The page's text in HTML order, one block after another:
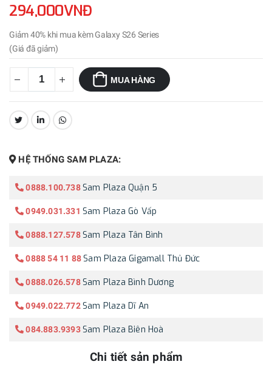
294,000VNĐ
Giảm 40% khi mua kèm Galaxy S26 Series
(Giá đã giảm)
MUA HÀNG
CHIA SẺ:
HỆ THỐNG SAM PLAZA:
0888.100.738 Sam Plaza Quận 5
0949.031.331 Sam Plaza Gò Vấp
0888.127.578 Sam Plaza Tân Bình
0888 54 11 88 Sam Plaza Gigamall Thủ Đức
0888.026.578 Sam Plaza Bình Dương
0949.022.772 Sam Plaza Dĩ An
084.883.9393 Sam Plaza Biên Hoà
Chi tiết sản phẩm